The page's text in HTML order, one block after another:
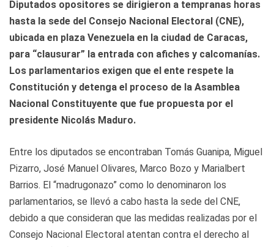
Diputados opositores se dirigieron a tempranas horas
hasta la sede del Consejo Nacional Electoral (CNE),
ubicada en plaza Venezuela en la ciudad de Caracas,
para “clausurar” la entrada con afiches y calcomanías.
Los parlamentarios exigen que el ente respete la
Constitución y detenga el proceso de la Asamblea
Nacional Constituyente que fue propuesta por el
presidente Nicolás Maduro.
Entre los diputados se encontraban Tomás Guanipa, Miguel
Pizarro, José Manuel Olivares, Marco Bozo y Marialbert
Barrios. El “madrugonazo” como lo denominaron los
parlamentarios, se llevó a cabo hasta la sede del CNE,
debido a que consideran que las medidas realizadas por el
Consejo Nacional Electoral atentan contra el derecho al